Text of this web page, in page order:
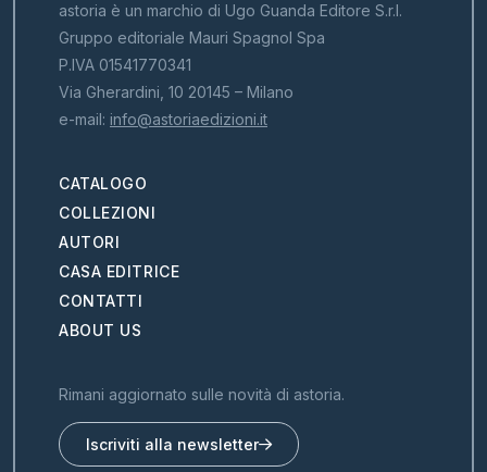
astoria è un marchio di Ugo Guanda Editore S.r.l.
Gruppo editoriale Mauri Spagnol Spa
P.IVA 01541770341
Via Gherardini, 10 20145 – Milano
e-mail: info@astoriaedizioni.it
CATALOGO
COLLEZIONI
AUTORI
CASA EDITRICE
CONTATTI
ABOUT US
Rimani aggiornato sulle novità di astoria.
Iscriviti alla newsletter